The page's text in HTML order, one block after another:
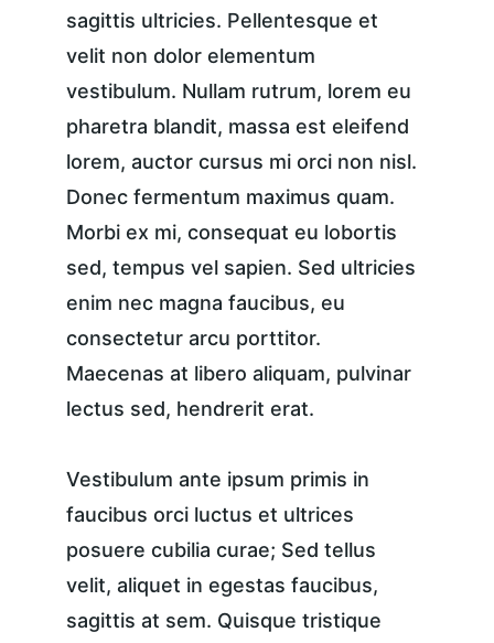
sagittis ultricies. Pellentesque et
velit non dolor elementum
vestibulum. Nullam rutrum, lorem eu
pharetra blandit, massa est eleifend
lorem, auctor cursus mi orci non nisl.
Donec fermentum maximus quam.
Morbi ex mi, consequat eu lobortis
sed, tempus vel sapien. Sed ultricies
enim nec magna faucibus, eu
consectetur arcu porttitor.
Maecenas at libero aliquam, pulvinar
lectus sed, hendrerit erat.
Vestibulum ante ipsum primis in
faucibus orci luctus et ultrices
posuere cubilia curae; Sed tellus
velit, aliquet in egestas faucibus,
sagittis at sem. Quisque tristique